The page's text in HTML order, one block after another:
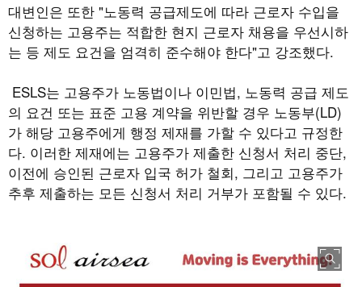
대변인은 또한 "노동력 공급제도에 따라 근로자 수입을
신청하는 고용주는 적합한 현지 근로자 채용을 우선시하
는 등 제도 요건을 엄격히 준수해야 한다"고 강조했다.
ESLS는 고용주가 노동법이나 이민법, 노동력 공급 제도
의 요건 또는 표준 고용 계약을 위반할 경우 노동부(LD)
가 해당 고용주에게 행정 제재를 가할 수 있다고 규정한
다. 이러한 제재에는 고용주가 제출한 신청서 처리 중단,
이전에 승인된 근로자 입국 허가 철회, 그리고 고용주가
추후 제출하는 모든 신청서 처리 거부가 포함될 수 있다.